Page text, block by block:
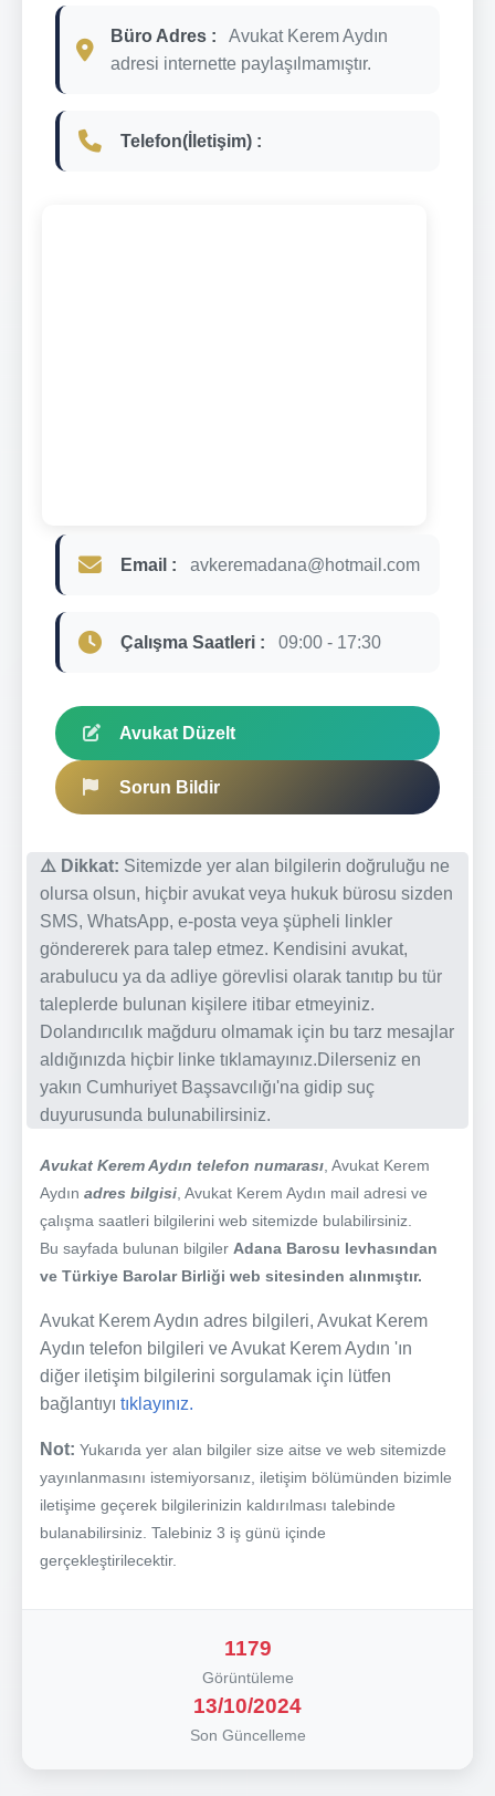
Büro Adres :
Avukat Kerem Aydın
adresi internette paylaşılmamıştır.
Telefon(İletişim) :
Email : avkeremadana@hotmail.com
Çalışma Saatleri : 09:00 - 17:30
Avukat Düzelt
Sorun Bildir
⚠️ Dikkat: Sitemizde yer alan bilgilerin doğruluğu ne
olursa olsun, hiçbir avukat veya hukuk bürosu sizden
SMS, WhatsApp, e-posta veya şüpheli linkler
göndererek para talep etmez. Kendisini avukat,
arabulucu ya da adliye görevlisi olarak tanıtıp bu tür
taleplerde bulunan kişilere itibar etmeyiniz.
Dolandırıcılık mağduru olmamak için bu tarz mesajlar
aldığınızda hiçbir linke tıklamayınız.Dilerseniz en
yakın Cumhuriyet Başsavcılığı'na gidip suç
duyurusunda bulunabilirsiniz.
Avukat Kerem Aydın telefon numarası , Avukat Kerem
Aydın adres bilgisi , Avukat Kerem Aydın mail adresi ve
çalışma saatleri bilgilerini web sitemizde bulabilirsiniz.
Bu sayfada bulunan bilgiler Adana Barosu levhasından
ve Türkiye Barolar Birliği web sitesinden alınmıştır.
Avukat Kerem Aydın adres bilgileri, Avukat Kerem
Aydın telefon bilgileri ve Avukat Kerem Aydın 'ın
diğer iletişim bilgilerini sorgulamak için lütfen
bağlantıyı tıklayınız.
Not: Yukarıda yer alan bilgiler size aitse ve web sitemizde
yayınlanmasını istemiyorsanız, iletişim bölümünden bizimle
iletişime geçerek bilgilerinizin kaldırılması talebinde
bulanabilirsiniz. Talebiniz 3 iş günü içinde
gerçekleştirilecektir.
1179
Görüntüleme
13/10/2024
Son Güncelleme